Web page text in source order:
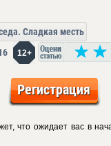
Сладкая месть
12+
Регистрация
что ожидает вас в